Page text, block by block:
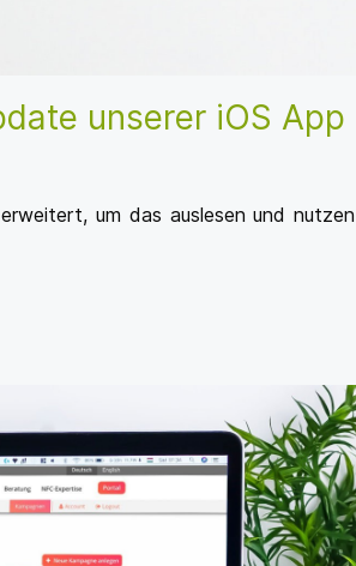
unserer iOS App
um das auslesen und